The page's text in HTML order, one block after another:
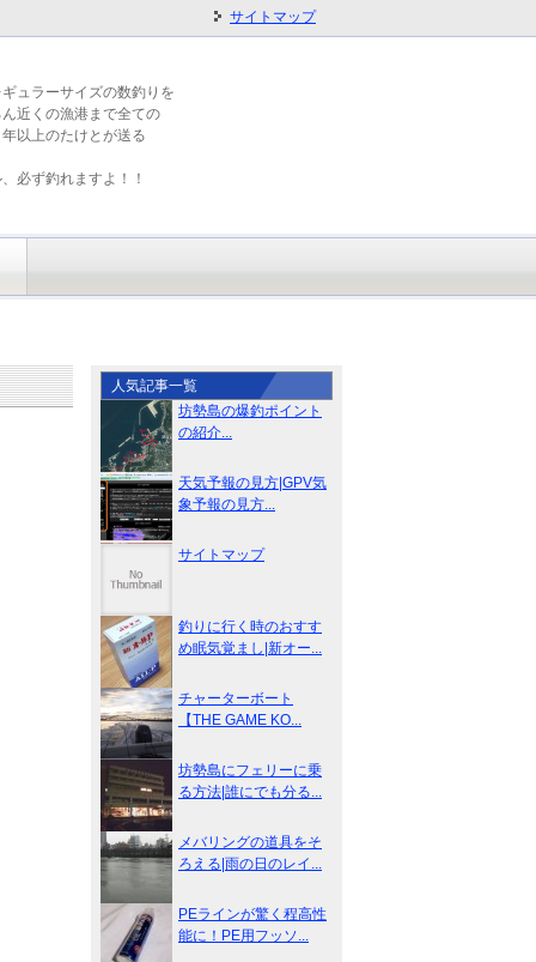
人気記事一覧
坊勢島の爆釣ポイント
の紹介...
天気予報の見方|GPV気
象予報の見方...
サイトマップ
釣りに行く時のおすす
め眠気覚まし|新オー...
チャーターボート
【THE GAME KO...
坊勢島にフェリーに乗
る方法|誰にでも分る...
メバリングの道具をそ
ろえる|雨の日のレイ...
PEラインが驚く程高性
能に！PE用フッソ...
サイトマップ
ュラーサイズの数釣りを
近くの漁港まで全ての
以上のたけとが送る
必ず釣れますよ！！